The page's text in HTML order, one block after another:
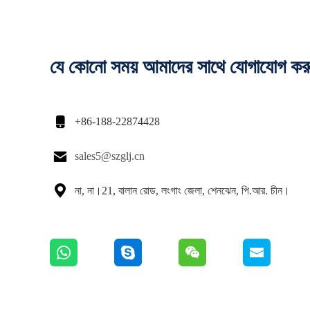
যে কোনো সময় আমাদের সাথে যোগাযোগ
 +86-188-22874428
 sales5@szglj.cn
 না, না।21, বালান রোড, লংগাং জেলা, শেনঝেন, পি.আর. চীন।